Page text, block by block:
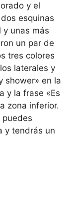
y el
esquinas
y unas más
un par de
tres colores
laterales y
shower» en la
y la frase «Es
zona inferior.
puedes
y tendrás un